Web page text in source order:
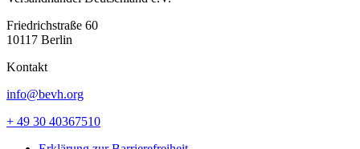
Friedrichstraße 60
10117 Berlin
Kontakt
info@bevh.org
+ 49 30 40367510